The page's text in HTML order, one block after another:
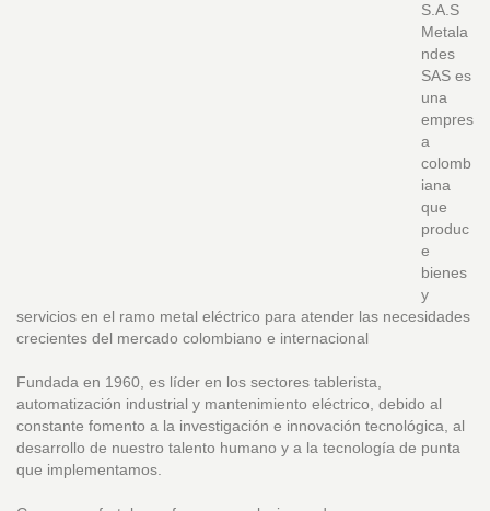
S.A.S
Metala
ndes
SAS es
una
empres
a
colomb
iana
que
produc
e
bienes
y
servicios en el ramo metal eléctrico para atender las necesidades
crecientes del mercado colombiano e internacional
Fundada en 1960, es líder en los sectores tablerista,
automatización industrial y mantenimiento eléctrico, debido al
constante fomento a la investigación e innovación tecnológica, al
desarrollo de nuestro talento humano y a la tecnología de punta
que implementamos.